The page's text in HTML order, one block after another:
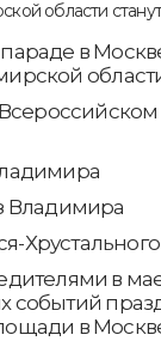
в Москве
Владимира
Хрустального
в
событий
в